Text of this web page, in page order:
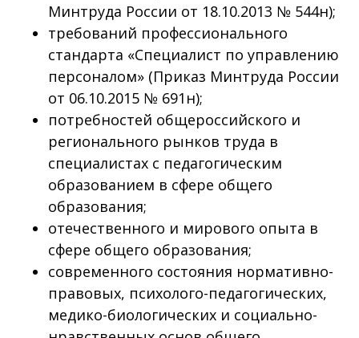
Минтруда России от 18.10.2013 № 544н);
требований профессионального
стандарта «Специалист по управлению
персоналом» (Приказ Минтруда России
от 06.10.2015 № 691н);
потребностей общероссийского и
регионального рынков труда в
специалистах с педагогическим
образованием в сфере общего
образования;
отечественного и мирового опыта в
сфере общего образования;
современного состояния нормативно-
правовых, психолого-педагогических,
медико-биологических и социально-